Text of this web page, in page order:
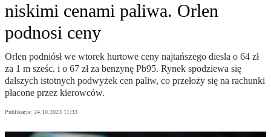
niskimi cenami paliwa. Orlen
podnosi ceny
Orlen podniósł we wtorek hurtowe ceny najtańszego diesla o 64 zł
za 1 m sześc. i o 67 zł za benzynę Pb95. Rynek spodziewa się
dalszych istotnych podwyżek cen paliw, co przełoży się na rachunki
płacone przez kierowców.
Publikacja: 24.10.2023 11:33